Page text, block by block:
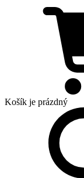
Košík je prázdný